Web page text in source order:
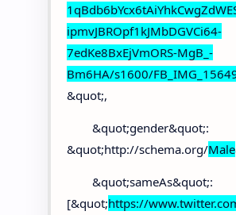
ipmvJBROpf1kJMbDGVCi64-
7edKe8BxEjVmORS-MgB_-
Bm6HA/s1600/
&quot;,
&quot;gender&quot;:
&quot;http://schema.org/Male
&quot;sameAs&quot;:
[&quot;https://